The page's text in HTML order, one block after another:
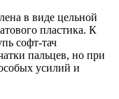
в виде цельной
пластика. К
софт-тач
пальцев, но при
усилий и